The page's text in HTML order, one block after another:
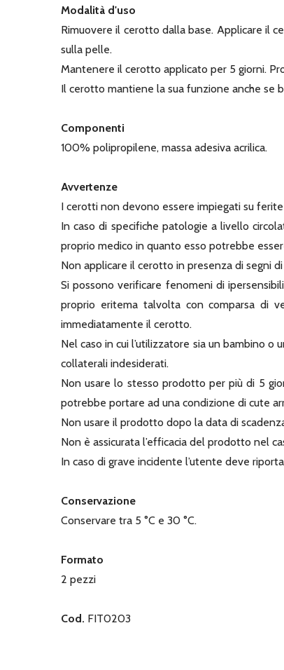
Modalità d'uso
Rimuovere il cerotto dalla base. Applicare il
sulla pelle.
Mantenere il cerotto applicato per 5 giorni.
Il cerotto mantiene la sua funzione anche se
Componenti
100% polipropilene, massa adesiva acrilica.
Avvertenze
I cerotti non devono essere impiegati su
In caso di specifiche patologie a livello
proprio medico in quanto esso potrebbe
Non applicare il cerotto in presenza di segni
Si possono verificare fenomeni di
proprio eritema talvolta con comparsa di
immediatamente il cerotto.
Nel caso in cui l’utilizzatore sia un bambino
collaterali indesiderati.
Non usare lo stesso prodotto per più di 5
potrebbe portare ad una condizione di cute
Non usare il prodotto dopo la data di
Non è assicurata l’efficacia del prodotto nel
In caso di grave incidente l’utente deve
Conservazione
Conservare tra 5 °C e 30 °C.
Formato
2 pezzi
Cod. FIT0203